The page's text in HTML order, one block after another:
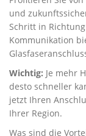
und
Schritt in
Kommunikation
Wichtig: Je mehr
desto schneller
jetzt Ihren
Ihrer Region.
Was sind die